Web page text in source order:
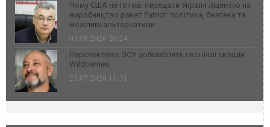
Чому США не готові передати Україні ліцензію на
виробництво ракет Patriot: політика, безпека та
можливі альтернативи
03.08.2026 20:24
Перспектива: ЗСУ добомблять і всі інші склади
Wildberries
23.07.2026 11:31